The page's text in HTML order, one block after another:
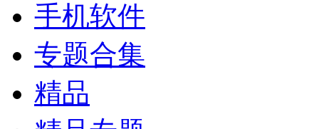
手机软件
专题合集
精品